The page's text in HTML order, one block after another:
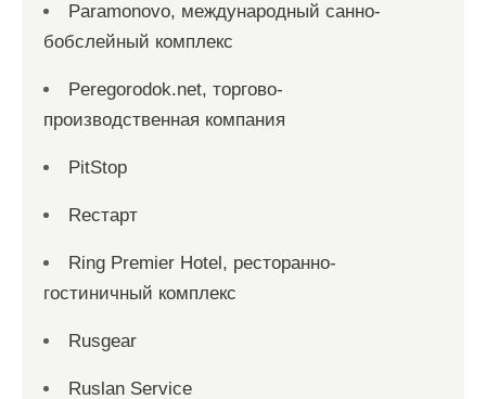
Paramonovo, международный санно-
бобслейный комплекс
Peregorodok.net, торгово-
производственная компания
PitStop
Reстарт
Ring Premier Hotel, ресторанно-
гостиничный комплекс
Rusgear
Ruslan Service